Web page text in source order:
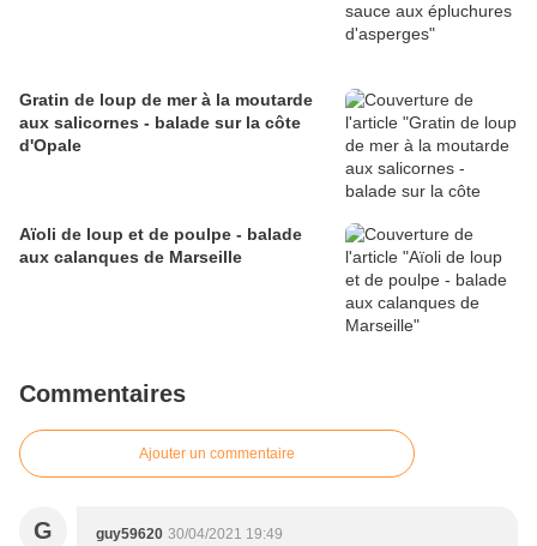
Gratin de loup de mer à la moutarde
aux salicornes - balade sur la côte
d'Opale
Aïoli de loup et de poulpe - balade
aux calanques de Marseille
Commentaires
Ajouter un commentaire
G guy59620 30/04/2021 19:49